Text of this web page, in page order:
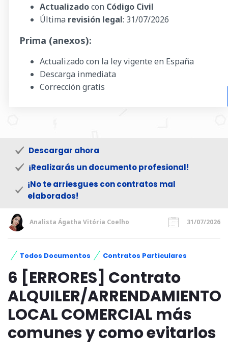
Actualizadocon Código Civil
Última revisión legal: 31/07/2026
Prima (anexos):
Actualizado con la ley vigente en España
Descarga inmediata
Corrección gratis
Descargar ahora
¡Realizarás un documento profesional!
¡No te arriesgues con contratos mal
elaborados!
Analista Ágatha Vitória Coelho 31/07/2026
Todos Documentos Contratos Particulares
6 [ERRORES] Contrato
ALQUILER/ARRENDAMIENTO
LOCAL COMERCIAL más
comunes y como evitarlos